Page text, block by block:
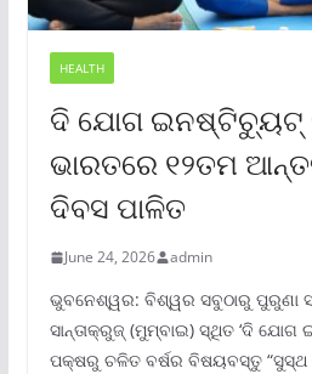
HEALTH
ଦି ଯୋଗ
ଭାରତରେ ୧୨ତମ
ଦିବସ ପାଳିତ
June 24, 2026 admin
ଭୁବନେଶ୍ୱର: ବିଶ୍ୱର ସବୁଠାରୁ ପୁରୁଣା
ସାନ୍ତାକ୍ରୁଜ୍ (ମୁମ୍ବାଇ) ସ୍ଥିତ ‘ଦି
ପକ୍ଷରୁ ଚଳିତ ବର୍ଷର ବିଷୟବସ୍ତୁ “ସୁସ୍ଥ